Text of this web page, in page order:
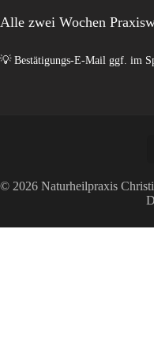
Alle zwei Wochen
💡 Bestätigungs-E-Mail ggf. im
© 2026 Naturheilpraxis